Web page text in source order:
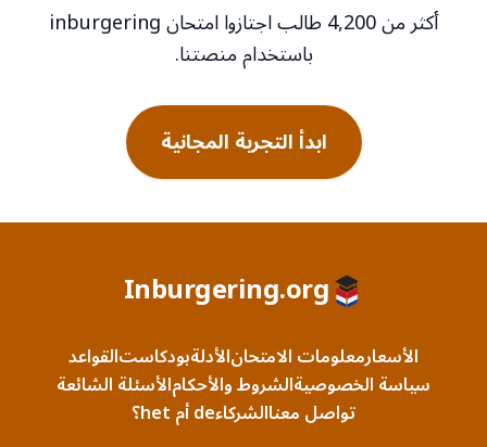
أكثر من 4,200 طالب اجتازوا امتحان inburgering
باستخدام منصتنا.
ابدأ التجربة المجانية
Inburgering.org
الأسعارمعلومات الامتحانالأدلةبودكاستالقواعد
سياسة الخصوصيةالشروط والأحكامالأسئلة الشائعة
تواصل معناالشركاءde أم het؟